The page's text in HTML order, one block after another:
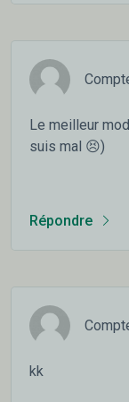
Le meilleur
suis mal 😣)
Répondre
kk